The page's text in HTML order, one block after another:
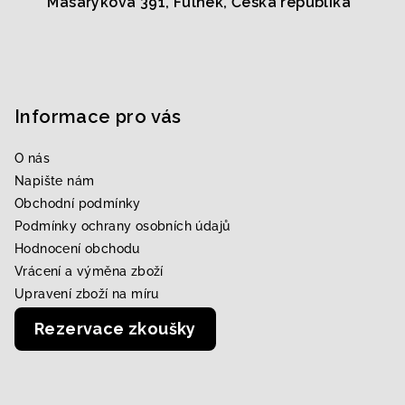
Informace pro vás
O nás
Napište nám
Obchodní podmínky
Podmínky ochrany osobních údajů
Hodnocení obchodu
Vrácení a výměna zboží
Upravení zboží na míru
Rezervace zkoušky